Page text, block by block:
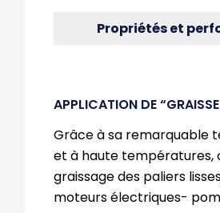
Propriétés et
APPLICATION DE
Grâce à sa remarquable
et à haute températures,
graissage des paliers
moteurs électriques-